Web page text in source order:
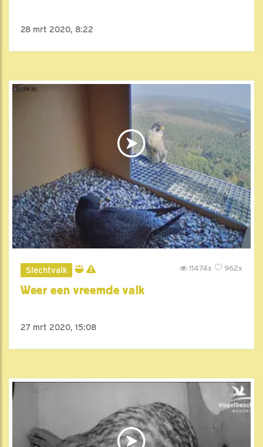
28 mrt 2020, 8:22
Slechtvalk 962x
11474x
Weer een vreemde valk
27 mrt 2020, 15:08